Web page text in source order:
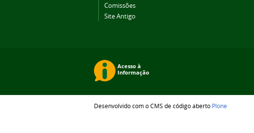
Comissões
Site Antigo
Desenvolvido com o CMS de código aberto Plone